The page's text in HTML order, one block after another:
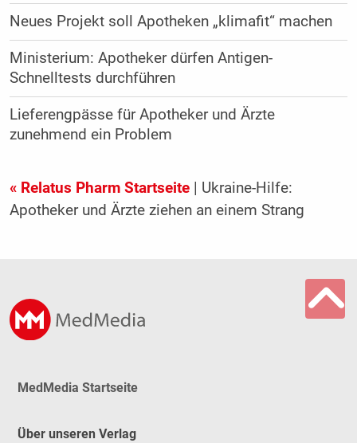
Neues Projekt soll Apotheken „klimafit“ machen
Ministerium: Apotheker dürfen Antigen-
Schnelltests durchführen
Lieferengpässe für Apotheker und Ärzte
zunehmend ein Problem
« Relatus Pharm Startseite| Ukraine-Hilfe:
Apotheker und Ärzte ziehen an einem Strang
MedMedia Startseite
Über unseren Verlag